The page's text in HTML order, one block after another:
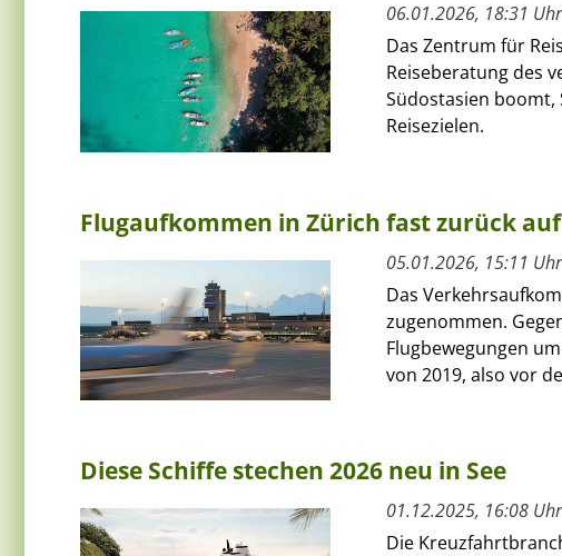
06.01.2026, 18:31 Uhr
Das Zentrum für
Reiseberatung des
Südostasien boomt,
Reisezielen.
Flugaufkommen in Zürich fast zurück
05.01.2026, 15:11 Uhr
Das
zugenommen.
Flugbewegungen
von 2019, also vor
Diese Schiffe stechen 2026 neu in See
01.12.2025, 16:08 Uhr
Die